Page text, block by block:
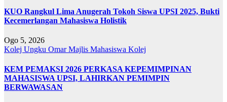
KUO Rangkul Lima Anugerah Tokoh Siswa UPSI 2025, Bukti
Kecemerlangan Mahasiswa Holistik
Ogo 5, 2026
Kolej Ungku OmarMajlis Mahasiswa Kolej
KEM PEMAKSI 2026 PERKASA KEPEMIMPINAN
MAHASISWA UPSI, LAHIRKAN PEMIMPIN
BERWAWASAN